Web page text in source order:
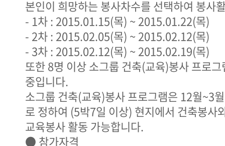
본인이 희망하는 봉사차수를 선택하여 봉사
- 1차 : 2015.01.15(목) ~ 2015.01.22(목)
- 2차 : 2015.02.05(목) ~ 2015.02.12(목)
- 3차 : 2015.02.12(목) ~ 2015.02.19(목)
또한 8명 이상 소그룹 건축(교육)봉사 프로
중입니다.
소그룹 건축(교육)봉사 프로그램은 12월~3
로 정하여 (5박7일 이상) 현지에서 건축봉사
교육봉사 활동 가능합니다.
● 참가자격